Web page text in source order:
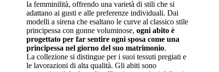
la femminilità, offrendo una varietà di stili che si
adattano ai gusti e alle preferenze individuali. Dai
modelli a sirena che esaltano le curve al classico stile
principessa con gonne voluminose, ogni abito è
progettato per far sentire ogni sposa come una
principessa nel giorno del suo matrimonio.
La collezione si distingue per i suoi tessuti pregiati e
le lavorazioni di alta qualità. Gli abiti sono